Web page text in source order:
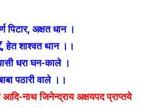
पिटार, अक्षत धान ।
,हेत शाश्वत थान ।।
धरा घन-काले ।
पठारी वाले ।।
आदि-नाथ जिनेन्द्राय अक्षयपद प्राप्तये